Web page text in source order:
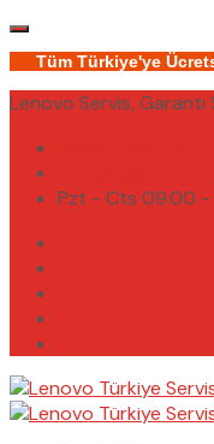
Tüm Türkiye'ye
Lenovo Servis, Garanti
Pzt - Cts 09.00 -